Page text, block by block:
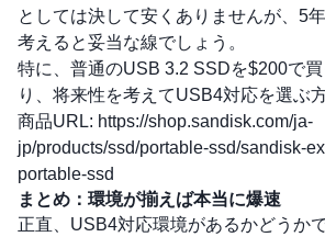
としては決して安くありませんが、5
考えると妥当な線でしょう。
特に、普通のUSB 3.2 SSDを$200で
り、将来性を考えてUSB4対応を選ぶ
商品URL: https://shop.sandisk.com/ja-
jp/products/ssd/portable-ssd/sandisk-
portable-ssd
まとめ：環境が揃えば本当に爆速
正直、USB4対応環境があるかどうか